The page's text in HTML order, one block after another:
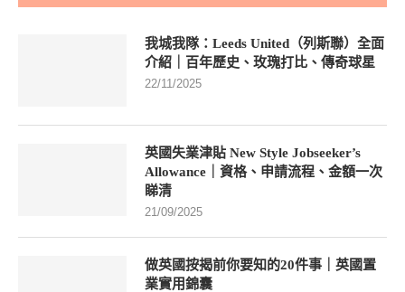
我城我隊：Leeds United（列斯聯）全面
介紹｜百年歷史、玫瑰打比、傳奇球星
22/11/2025
英國失業津貼 New Style Jobseeker’s
Allowance｜資格、申請流程、金額一次
睇清
21/09/2025
做英國按揭前你要知的20件事｜英國置
業實用錦囊